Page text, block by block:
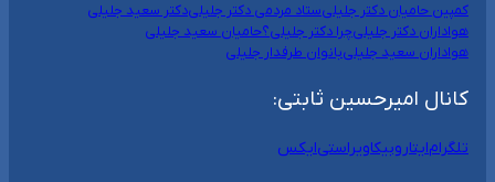
کمپین حامیان دکتر جلیلیستاد مردمی دکتر جلیلیدکتر سعید جلیلی
هواداران دکتر جلیلیچرا دکتر جلیلی؟حامیان سعید جلیلی
هواداران سعید جلیلیبانوان طرفدار جلیلی
کانال امیرحسین ثابتی:
تلگرامایتاروبیکاویراستیایکس